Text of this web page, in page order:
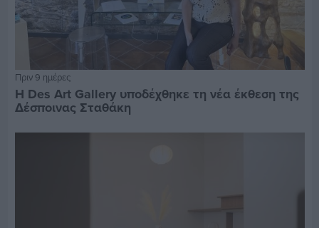
Πριν 9 ημέρες
Η Des Art Gallery υποδέχθηκε τη νέα έκθεση της
Δέσποινας Σταθάκη